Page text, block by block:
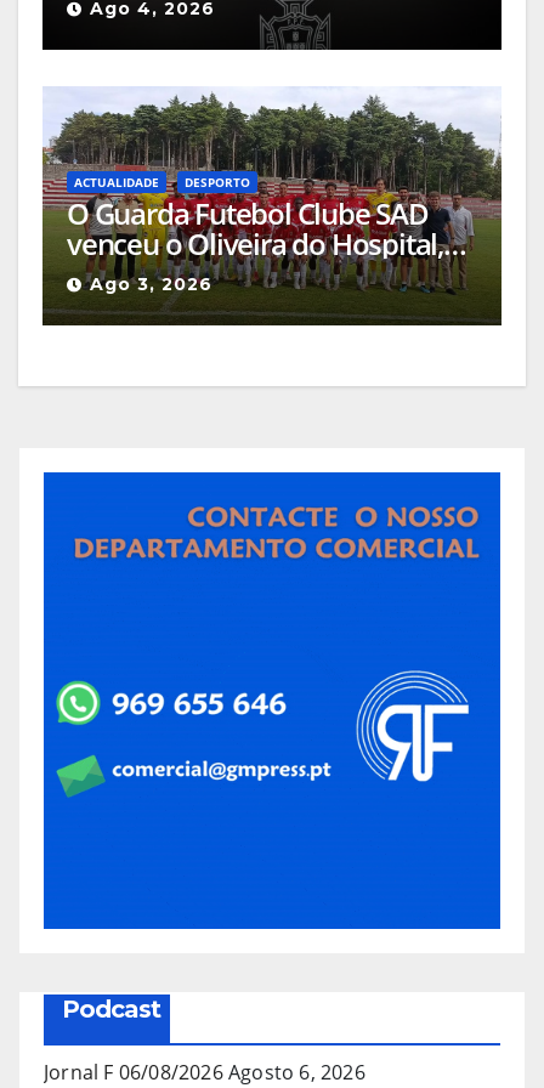
Ago 4, 2026
ACTUALIDADE DESPORTO
O Guarda Futebol Clube SAD
venceu o Oliveira do Hospital,
por 1-0, naquele que foi o jogo
de apresentação
Ago 3, 2026
Podcast
Jornal F 06/08/2026Agosto 6, 2026